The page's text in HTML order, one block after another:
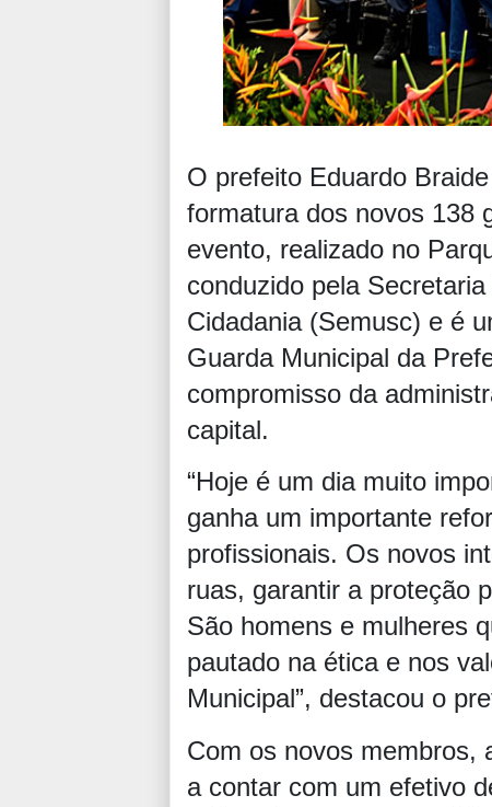
O prefeito Eduardo
formatura dos novos 138
evento, realizado no
conduzido pela
Cidadania (Semusc) e é
Guarda Municipal da
compromisso da
capital.
“Hoje é um dia muito
ganha um importante
profissionais. Os novos
ruas, garantir a proteção
São homens e mulheres
pautado na ética e nos
Municipal”, destacou o
Com os novos membros,
a contar com um efetivo